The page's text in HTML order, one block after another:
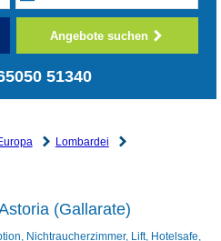
Angebote suchen
51340
Lombardei
(Gallarate)
Nichtraucherzimmer, Lift, Hotelsafe,